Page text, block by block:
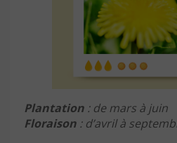
Plantation : de mars à juin
Floraison : d’avril à